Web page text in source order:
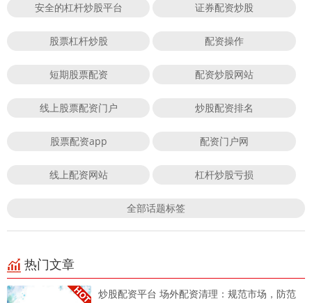
安全的杠杆炒股平台 证券配资炒股
股票杠杆炒股 配资操作
短期股票配资 配资炒股网站
线上股票配资门户 炒股配资排名
股票配资app 配资门户网
线上配资网站 杠杆炒股亏损
全部话题标签
热门文章
炒股配资平台 场外配资清理：规范市场，防范